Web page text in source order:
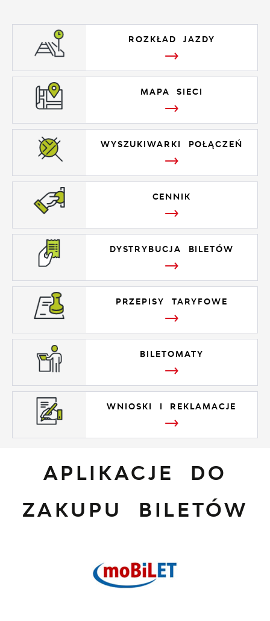
ROZKŁAD JAZDY
MAPA SIECI
WYSZUKIWARKI POŁĄCZEŃ
CENNIK
DYSTRYBUCJA BILETÓW
PRZEPISY TARYFOWE
BILETOMATY
WNIOSKI I REKLAMACJE
APLIKACJE DO
ZAKUPU BILETÓW